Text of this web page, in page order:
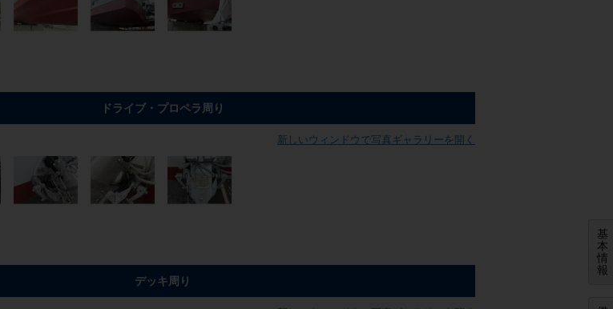
基
本
情
報
ドライブ・プロペラ周り
新しいウィンドウで写真ギャラリーを開く
デッキ周り